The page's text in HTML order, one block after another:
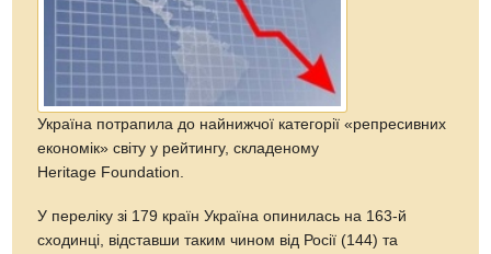
Україна потрапила до найнижчої категорії «репресивних
економік» світу у рейтингу, складеному
Heritage Foundation.
У переліку зі 179 країн Україна опинилась на 163-й
сходинці, відставши таким чином від Росії (144) та